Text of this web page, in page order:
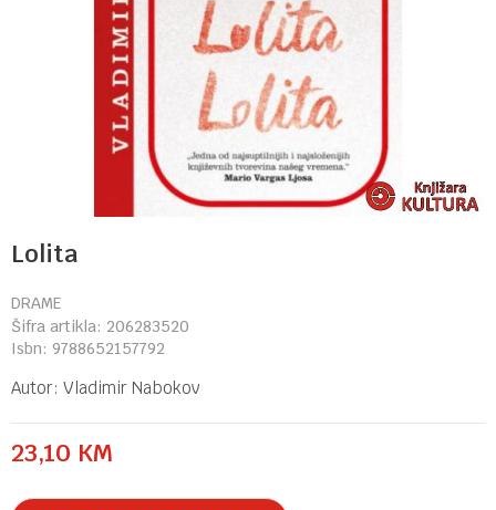
Lolita
DRAME
Šifra artikla: 206283520
Isbn: 9788652157792
Autor: Vladimir Nabokov
23,10 KM